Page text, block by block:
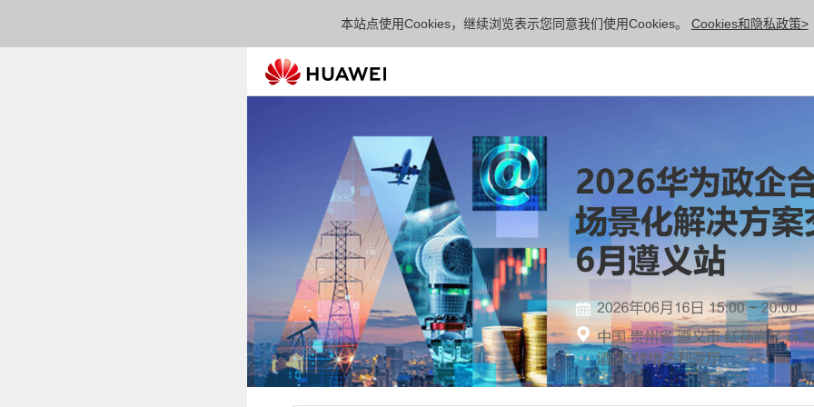
本站点使用Cookies，继续浏览表示您同意我们使用Cookies。 Cookies和隐私政策>